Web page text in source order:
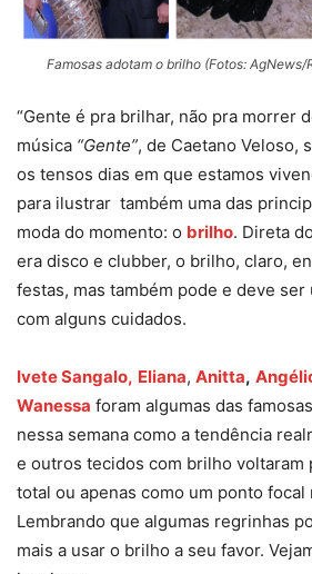
Famosas adotam o brilho (Fotos:
“Gente é pra brilhar, não pra morrer
música “Gente”, de Caetano Veloso,
os tensos dias em que estamos
para ilustrar também uma das
moda do momento: o brilho. Direta
era disco e clubber, o brilho, claro,
festas, mas também pode e deve ser
com alguns cuidados.
Ivete Sangalo, Eliana, Anitta,
Wanessa foram algumas das
nessa semana como a tendência
e outros tecidos com brilho voltaram
total ou apenas como um ponto focal
Lembrando que algumas regrinhas
mais a usar o brilho a seu favor.